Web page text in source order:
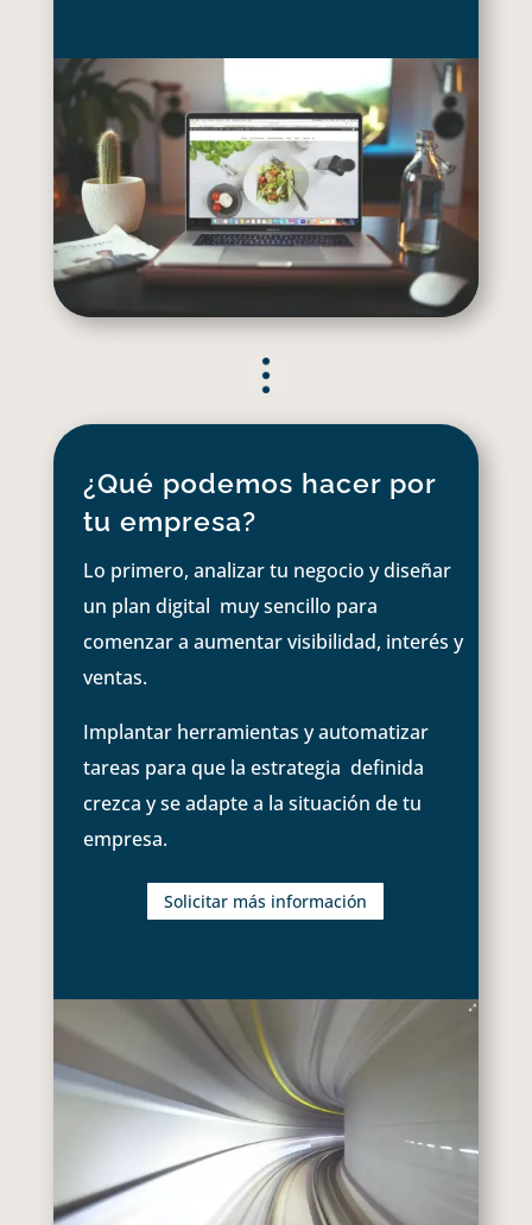
¿Qué podemos hacer por
tu empresa?
Lo primero, analizar tu negocio y diseñar
un plan digital muy sencillo para
comenzar a aumentar visibilidad, interés y
ventas.
Implantar herramientas y automatizar
tareas para que la estrategia definida
crezca y se adapte a la situación de tu
empresa.
Solicitar más información